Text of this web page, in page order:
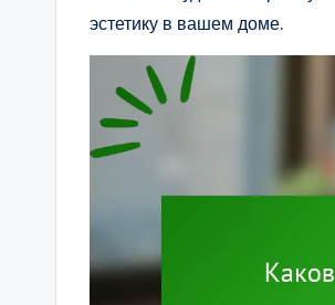
эстетику в вашем доме.